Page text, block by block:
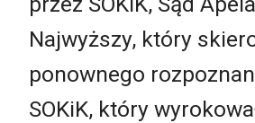
Najwyższy, który
ponownego
SOKiK, który